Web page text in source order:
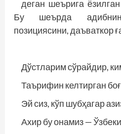
деган шеърига
Бу шеърда
позициясини, даъваткор
Дўстларим сўрайдир,
Таърифин келтирган
Эй сиз, кўп шубҳагар
Ахир бу онамиз —